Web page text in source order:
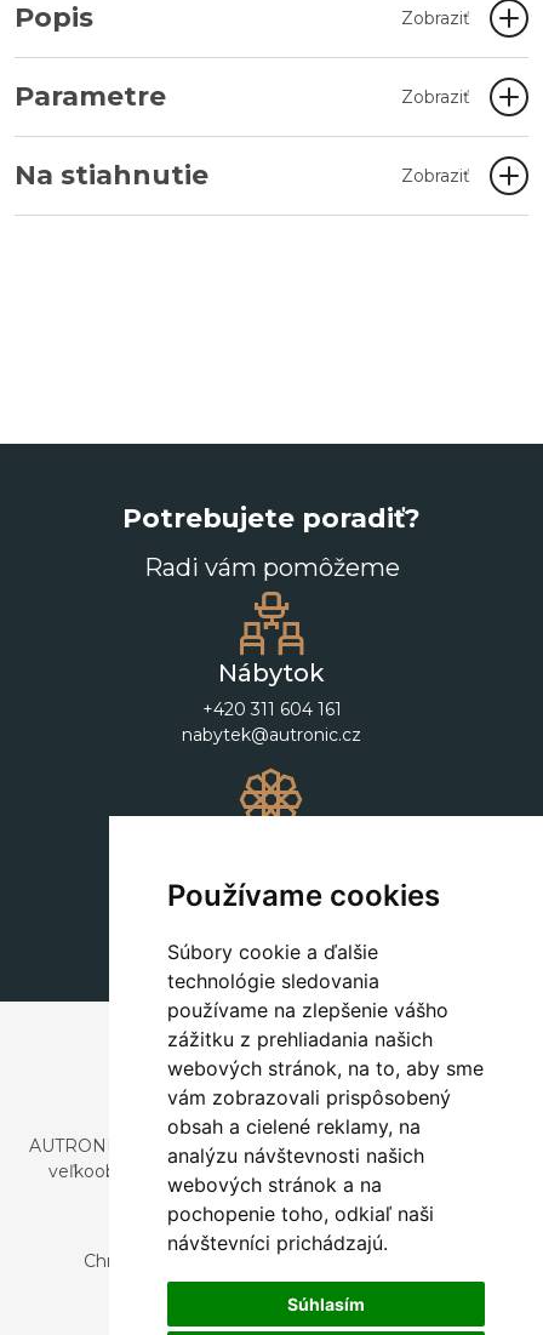
Používame cookies
Súbory cookie a ďalšie
technológie sledovania
používame na zlepšenie vášho
zážitku z prehliadania našich
webových stránok, na to, aby sme
vám zobrazovali prispôsobený
obsah a cielené reklamy, na
analýzu návštevnosti našich
webových stránok a na
pochopenie toho, odkiaľ naši
návštevníci prichádzajú.
Súhlasím
Popis Zobraziť
Parametre Zobraziť
Na stiahnutie Zobraziť
Potrebujete poradiť?
Radi vám pomôžeme
Nábytok
+420 311 604 161
nabytek@autronic.cz
+420 311 604 182
dekorace@autronic.cz
AUTRONIC, s.r.o. je spoločnosť zaoberajúca sa dovozom a
veľkoobchodným predajom dizajnového aj štýlového
nábytku a dekorácií.
Česká republika
Chrustenice 270, 267 12 Loděnice u Berouna
Slovensko
Nová 366, 032 02 Závažná Poruba